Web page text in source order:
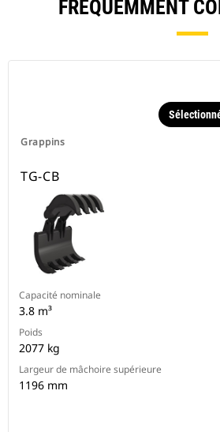
FRÉQUEMMENT
Grappins
TG-CB
Capacité nominale
3.8 m³
Poids
2077 kg
Largeur de mâchoire supérieure
1196 mm